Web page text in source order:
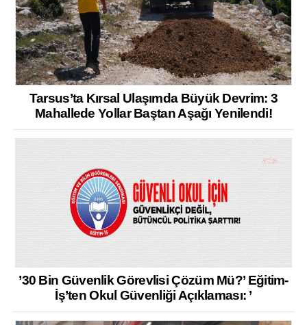
Tarsus’ta Kırsal Ulaşımda Büyük Devrim: 3
Mahallede Yollar Baştan Aşağı Yenilendi!
’30 Bin Güvenlik Görevlisi Çözüm Mü?’ Eğitim-
İş’ten Okul Güvenliği Açıklaması: ’